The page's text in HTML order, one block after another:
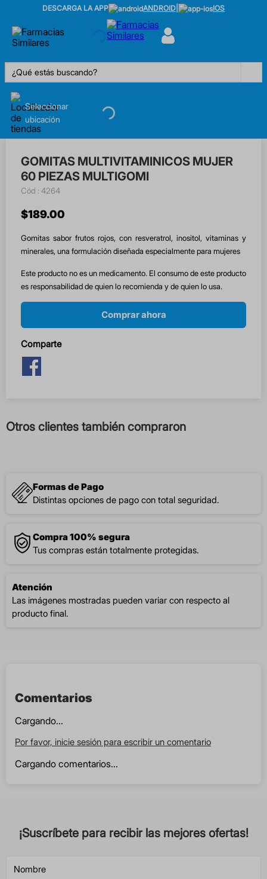
DESCARGA LA APP ANDROID IOS
¿Qué estás buscando?
Seleccionar
ubicación
GOMITAS MULTIVITAMINICOS MUJER
60 PIEZAS MULTIGOMI
: 4264
$189.00
Gomitas sabor frutos rojos, con resveratrol, inositol, vitaminas y
minerales, una formulación diseñada especialmente para mujeres
Este producto no es un medicamento. El consumo de este producto
es responsabilidad de quien lo recomienda y de quien lo usa.
Comprar ahora
Comparte
Otros clientes también compraron
Formas de Pago
Distintas opciones de pago con total seguridad.
Compra 100% segura
Tus compras están totalmente protegidas.
Atención
Las imágenes mostradas pueden variar con respecto al
producto final.
Comentarios
Cargando...
Por favor, inicie sesión para escribir un comentario
Cargando comentarios...
¡Suscríbete para recibir las mejores ofertas!